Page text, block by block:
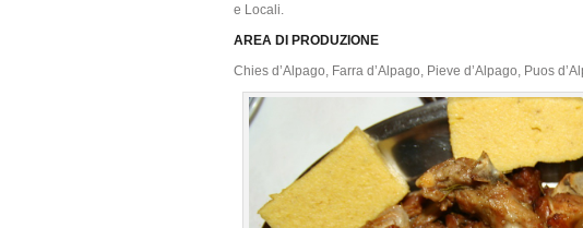
e Locali.
AREA DI PRODUZIONE
Chies d’Alpago, Farra d’Alpago, Pieve d’Alpago, Puos